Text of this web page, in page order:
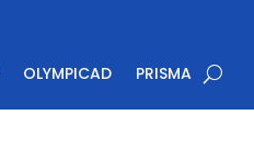
OLYMPICAD PRISMA